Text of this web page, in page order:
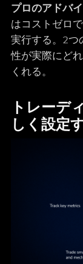
プロのアドバイ
はコストゼロ
実行する。2つ
性が実際にど
くれる。
トレーデ
しく設定